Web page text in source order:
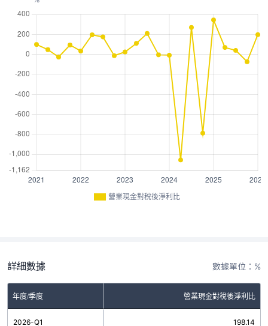
營業現金對稅後淨利比
詳細數據 數據單位：%
年度/季度 營業現金對稅後淨利比
2026-Q1 198.14